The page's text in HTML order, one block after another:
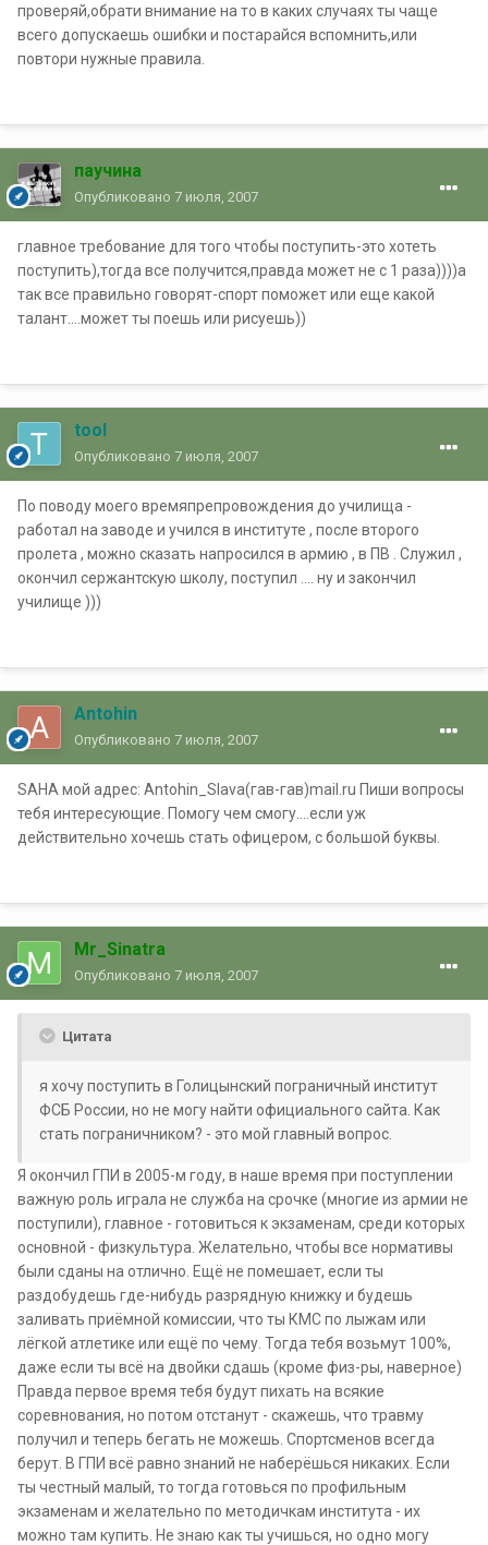
проверяй,обрати внимание на то в каких случаях ты чаще
всего допускаешь ошибки и постарайся вспомнить,или
повтори нужные правила.
паучина
Опубликовано 7 июля, 2007
главное требование для того чтобы поступить-это хотеть
поступить),тогда все получится,правда может не с 1 раза))))а
так все правильно говорят-спорт поможет или еще какой
талант....может ты поешь или рисуешь))
tool
Опубликовано 7 июля, 2007
По поводу моего времяпрепровождения до училища -
работал на заводе и учился в институте , после второго
пролета , можно сказать напросился в армию , в ПВ . Служил ,
окончил сержантскую школу, поступил .... ну и закончил
училище )))
Antohin
Опубликовано 7 июля, 2007
SAHA мой адрес: Antohin_Slava(гав-гав)mail.ru Пиши вопросы
тебя интересующие. Помогу чем смогу....если уж
действительно хочешь стать офицером, с большой буквы.
Mr_Sinatra
Опубликовано 7 июля, 2007
Цитата
я хочу поступить в Голицынский пограничный институт
ФСБ России, но не могу найти официального сайта. Как
стать пограничником? - это мой главный вопрос.
Я окончил ГПИ в 2005-м году, в наше время при поступлении
важную роль играла не служба на срочке (многие из армии не
поступили), главное - готовиться к экзаменам, среди которых
основной - физкультура. Желательно, чтобы все нормативы
были сданы на отлично. Ещё не помешает, если ты
раздобудешь где-нибудь разрядную книжку и будешь
заливать приёмной комиссии, что ты КМС по лыжам или
лёгкой атлетике или ещё по чему. Тогда тебя возьмут 100%,
даже если ты всё на двойки сдашь (кроме физ-ры, наверное)
Правда первое время тебя будут пихать на всякие
соревнования, но потом отстанут - скажешь, что травму
получил и теперь бегать не можешь. Спортсменов всегда
берут. В ГПИ всё равно знаний не наберёшься никаких. Если
ты честный малый, то тогда готовься по профильным
экзаменам и желательно по методичкам института - их
можно там купить. Не знаю как ты учишься, но одно могу